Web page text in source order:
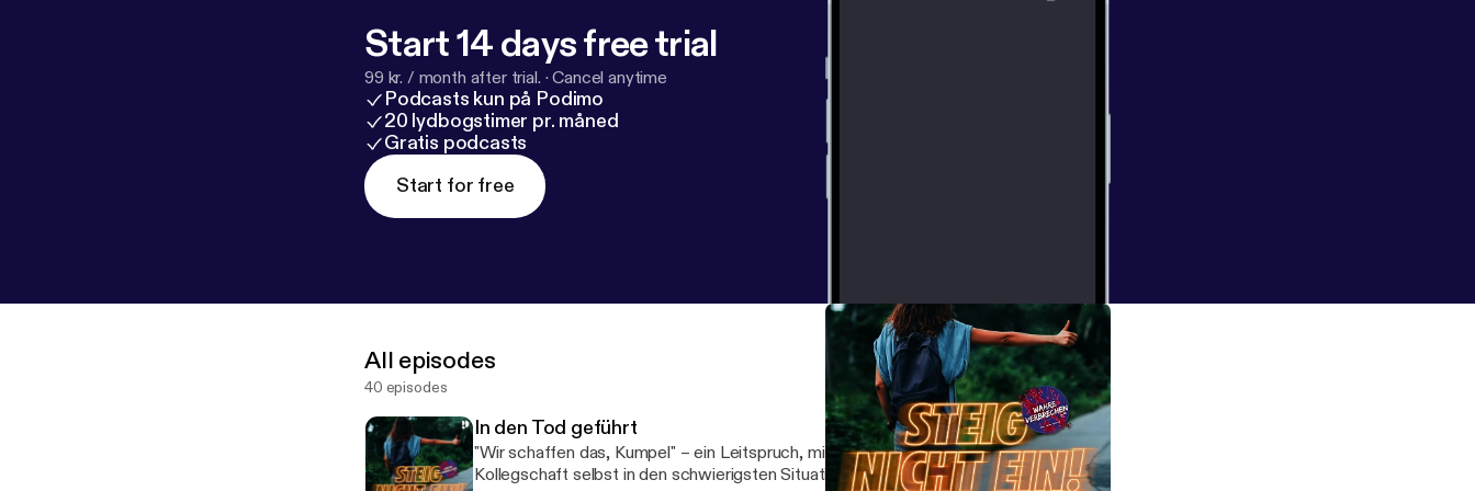
Start 14 days free trial
99 kr. / month after trial. ·Cancel anytime
Podcasts kun på Podimo
20 lydbogstimer pr. måned
Gratis podcasts
Start for free
All episodes
40 episodes
In den Tod geführt
"Wir schaffen das, Kumpel" – ein Leitspruch, mit dem Robert Poynter seine
Kollegschaft selbst in den schwierigsten Situationen motiviert. Der 47-jährige